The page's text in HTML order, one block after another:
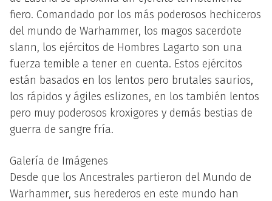
fiero. Comandado por los más poderosos hechiceros
del mundo de Warhammer, los magos sacerdote
slann, los ejércitos de Hombres Lagarto son una
fuerza temible a tener en cuenta. Estos ejércitos
están basados en los lentos pero brutales saurios,
los rápidos y ágiles eslizones, en los también lentos
pero muy poderosos kroxigores y demás bestias de
guerra de sangre fría.
Galería de Imágenes
Desde que los Ancestrales partieron del Mundo de
Warhammer, sus herederos en este mundo han